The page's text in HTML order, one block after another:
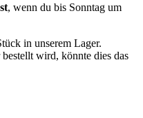
, wenn du bis Sonntag um
in unserem Lager.
wird, könnte dies das